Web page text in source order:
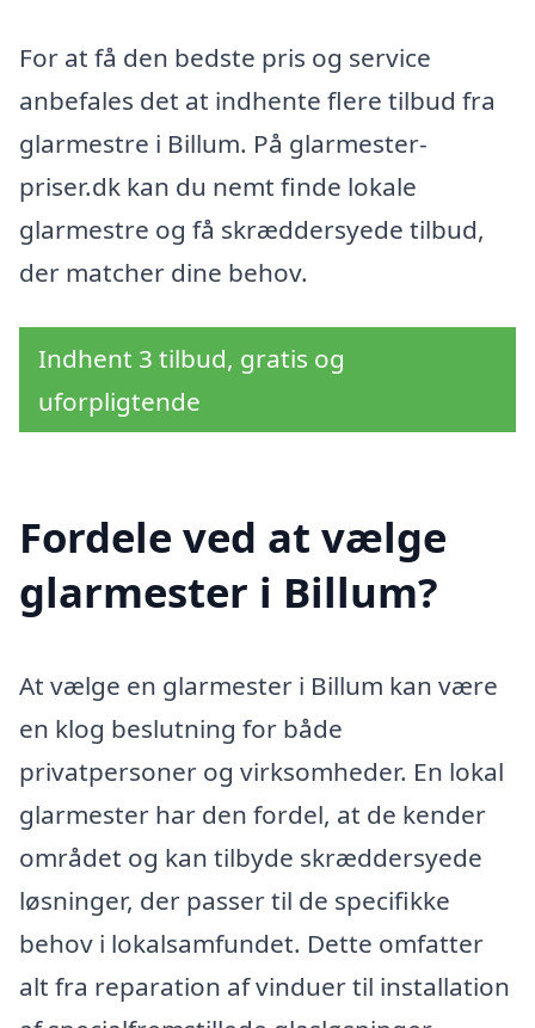
For at få den bedste pris og service
anbefales det at indhente flere tilbud fra
glarmestre i Billum. På glarmester-
priser.dk kan du nemt finde lokale
glarmestre og få skræddersyede tilbud,
der matcher dine behov.
Indhent 3 tilbud, gratis og
uforpligtende
Fordele ved at vælge
glarmester i Billum?
At vælge en glarmester i Billum kan være
en klog beslutning for både
privatpersoner og virksomheder. En lokal
glarmester har den fordel, at de kender
området og kan tilbyde skræddersyede
løsninger, der passer til de specifikke
behov i lokalsamfundet. Dette omfatter
alt fra reparation af vinduer til installation